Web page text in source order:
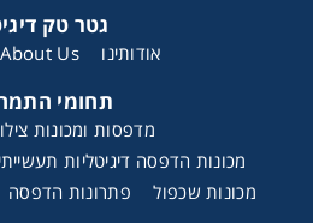
גטר טק
אודותינו About Us
תחומי
מדפסות ומכונות
מכונות הדפסה דיגיטליות
מכונות שכפול
פתרונות הדפסה